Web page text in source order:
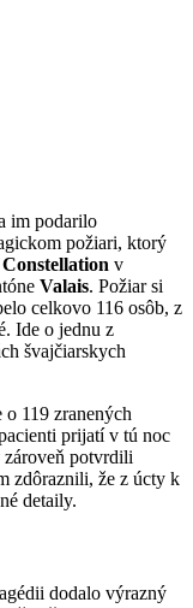
im podarilo
požiari, ktorý
v
Valais. Požiar si
celkovo 116 osôb, z
Ide o jednu z
švajčiarskych
119 zranených
prijatí v tú noc
potvrdili
zdôraznili, že z úcty k
detaily.
dodalo výrazný